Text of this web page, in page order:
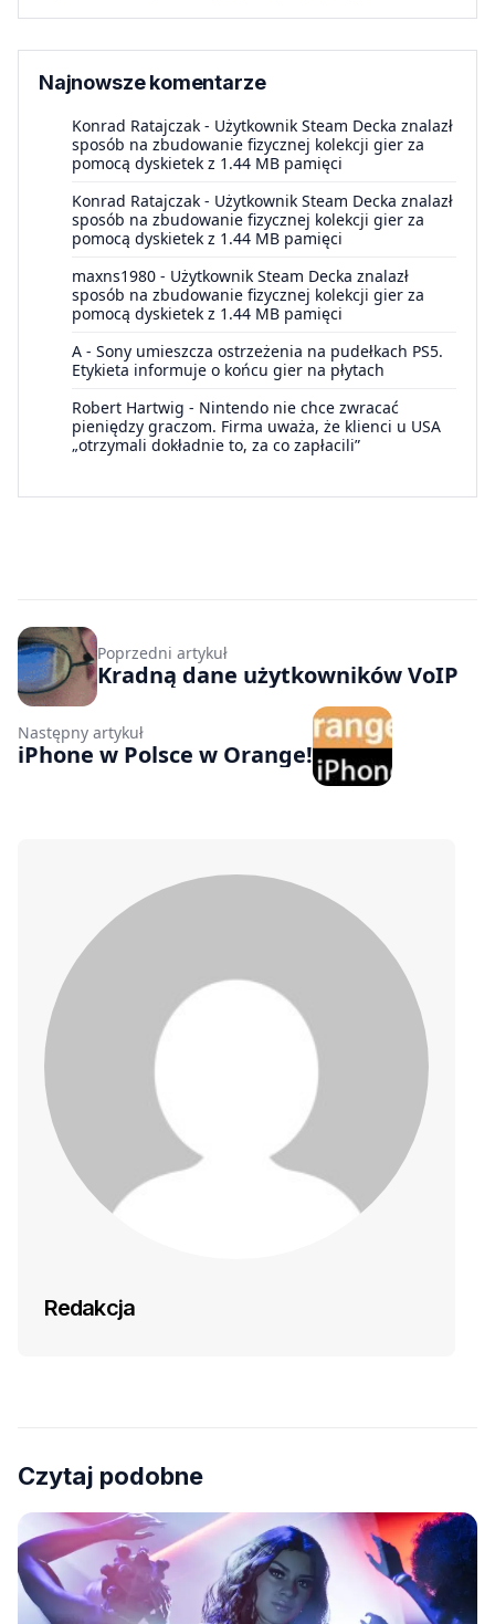
Najnowsze komentarze
Konrad Ratajczak - Użytkownik Steam Decka znalazł
sposób na zbudowanie fizycznej kolekcji gier za
pomocą dyskietek z 1.44 MB pamięci
Konrad Ratajczak - Użytkownik Steam Decka znalazł
sposób na zbudowanie fizycznej kolekcji gier za
pomocą dyskietek z 1.44 MB pamięci
maxns1980 - Użytkownik Steam Decka znalazł
sposób na zbudowanie fizycznej kolekcji gier za
pomocą dyskietek z 1.44 MB pamięci
A - Sony umieszcza ostrzeżenia na pudełkach PS5.
Etykieta informuje o końcu gier na płytach
Robert Hartwig - Nintendo nie chce zwracać
pieniędzy graczom. Firma uważa, że klienci u USA
„otrzymali dokładnie to, za co zapłacili”
Poprzedni artykuł
Kradną dane użytkowników VoIP
Następny artykuł
iPhone w Polsce w Orange!
Redakcja
Czytaj podobne